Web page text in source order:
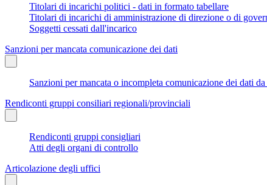
Titolari di incarichi politici - dati in formato tabellare
Titolari di incarichi di amministrazione di direzione o di
Soggetti cessati dall'incarico
Sanzioni per mancata comunicazione dei dati
Sanzioni per mancata o incompleta comunicazione dei dati
Rendiconti gruppi consiliari regionali/provinciali
Rendiconti gruppi consigliari
Atti degli organi di controllo
Articolazione degli uffici